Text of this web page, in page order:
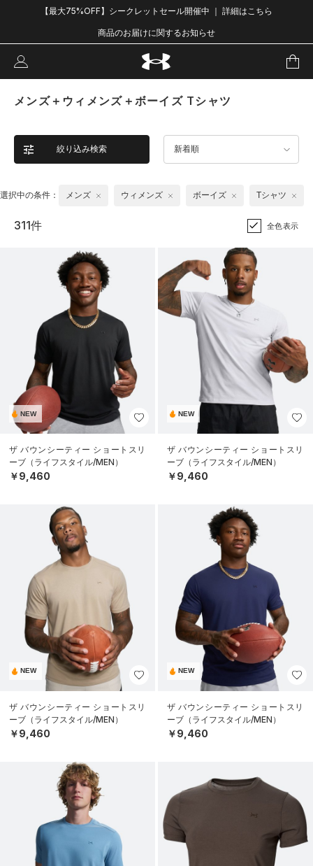
【最大75%OFF】シークレットセール開催中 ｜ 詳細はこちら
商品のお届けに関するお知らせ
メンズ＋ウィメンズ＋ボーイズ Tシャツ
絞り込み検索 新着順
選択中の条件： メンズ ウィメンズ ボーイズ Tシャツ
311件 全色表示
NEW
ザ バウンシーティー ショートスリ
ーブ（ライフスタイル/MEN）
￥9,460
NEW
ザ バウンシーティー ショートスリ
ーブ（ライフスタイル/MEN）
￥9,460
NEW
ザ バウンシーティー ショートスリ
ーブ（ライフスタイル/MEN）
￥9,460
NEW
ザ バウンシーティー ショートスリ
ーブ（ライフスタイル/MEN）
￥9,460